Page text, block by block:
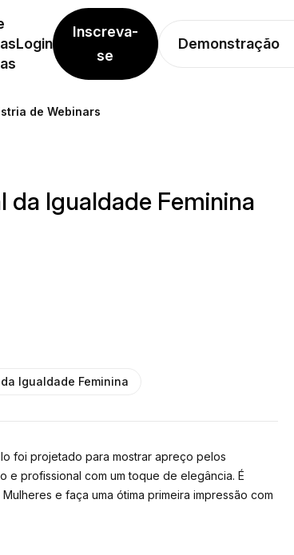
Login
Inscreva-
se
Demonstração
de Webinars
da Igualdade Feminina
Igualdade Feminina
foi projetado para mostrar apreço pelos
e profissional com um toque de elegância. É
e faça uma ótima primeira impressão com